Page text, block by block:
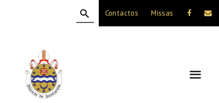
Contactos Missas
A DIOCESE
CELEBRAÇÃO
VIDA CRISTÃ